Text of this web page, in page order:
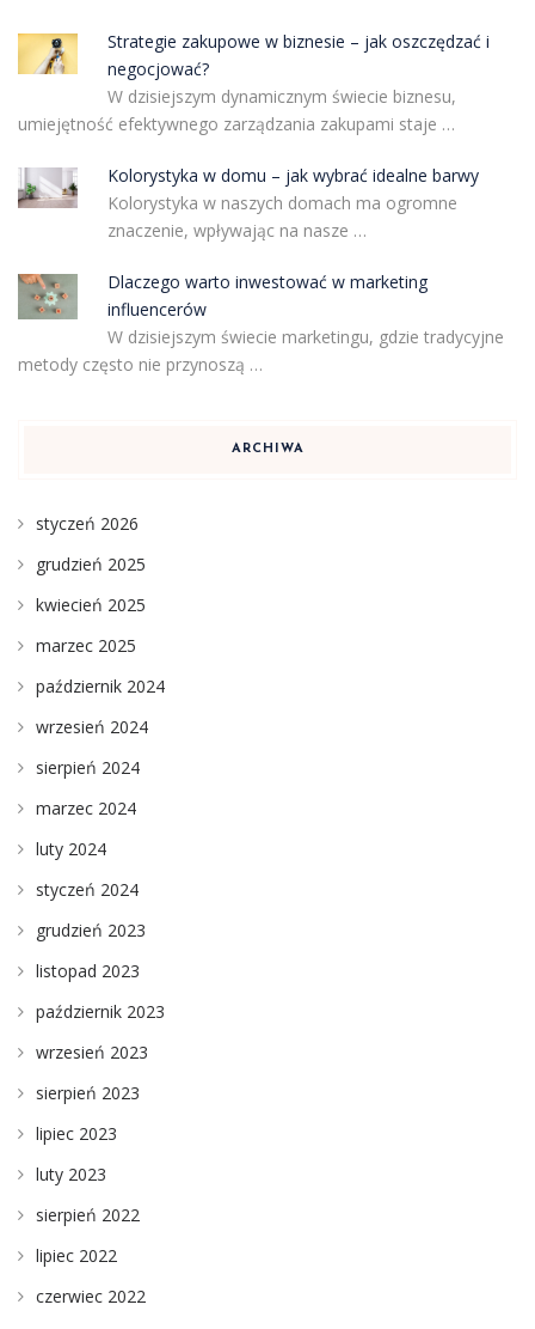
Strategie zakupowe w biznesie – jak oszczędzać i
negocjować?
W dzisiejszym dynamicznym świecie biznesu,
umiejętność efektywnego zarządzania zakupami staje …
Kolorystyka w domu – jak wybrać idealne barwy
Kolorystyka w naszych domach ma ogromne
znaczenie, wpływając na nasze …
Dlaczego warto inwestować w marketing
influencerów
W dzisiejszym świecie marketingu, gdzie tradycyjne
metody często nie przynoszą …
ARCHIWA
styczeń 2026
grudzień 2025
kwiecień 2025
marzec 2025
październik 2024
wrzesień 2024
sierpień 2024
marzec 2024
luty 2024
styczeń 2024
grudzień 2023
listopad 2023
październik 2023
wrzesień 2023
sierpień 2023
lipiec 2023
luty 2023
sierpień 2022
lipiec 2022
czerwiec 2022